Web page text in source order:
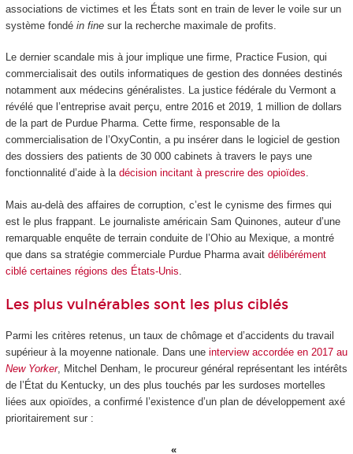
associations de victimes et les États sont en train de lever le voile sur un
système fondé in finesur la recherche maximale de profits.
Le dernier scandale mis à jour implique une firme, Practice Fusion, qui
commercialisait des outils informatiques de gestion des données destinés
notamment aux médecins généralistes. La justice fédérale du Vermont a
révélé que l’entreprise avait perçu, entre 2016 et 2019, 1 million de dollars
de la part de Purdue Pharma. Cette firme, responsable de la
commercialisation de l’OxyContin, a pu insérer dans le logiciel de gestion
des dossiers des patients de 30 000 cabinets à travers le pays une
fonctionnalité d’aide à la décision incitant à prescrire des opioïdes.
Mais au-delà des affaires de corruption, c’est le cynisme des firmes qui
est le plus frappant. Le journaliste américain Sam Quinones, auteur d’une
remarquable enquête de terrain conduite de l’Ohio au Mexique, a montré
que dans sa stratégie commerciale Purdue Pharma avait délibérément
ciblé certaines régions des États-Unis
Les plus vulnérables sont les plus ciblés
Parmi les critères retenus, un taux de chômage et d’accidents du travail
supérieur à la moyenne nationale. Dans une interview accordée en 2017 au
New Yorker, Mitchel Denham, le procureur général représentant les intérêts
de l’État du Kentucky, un des plus touchés par les surdoses mortelles
liées aux opioïdes, a confirmé l’existence d’un plan de développement axé
prioritairement sur :